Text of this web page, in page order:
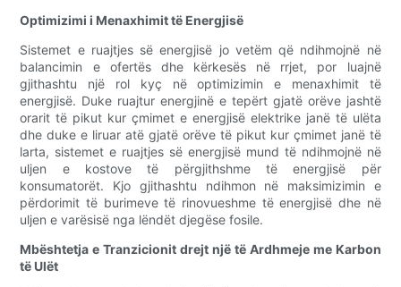
Optimizimi i Menaxhimit të Energjisë
Sistemet e ruajtjes së energjisë jo vetëm që ndihmojnë në
balancimin e ofertës dhe kërkesës në rrjet, por luajnë
gjithashtu një rol kyç në optimizimin e menaxhimit të
energjisë. Duke ruajtur energjinë e tepërt gjatë orëve jashtë
orarit të pikut kur çmimet e energjisë elektrike janë të ulëta
dhe duke e liruar atë gjatë orëve të pikut kur çmimet janë të
larta, sistemet e ruajtjes së energjisë mund të ndihmojnë në
uljen e kostove të përgjithshme të energjisë për
konsumatorët. Kjo gjithashtu ndihmon në maksimizimin e
përdorimit të burimeve të rinovueshme të energjisë dhe në
uljen e varësisë nga lëndët djegëse fosile.
Mbështetja e Tranzicionit drejt një të Ardhmeje me Karbon
të Ulët